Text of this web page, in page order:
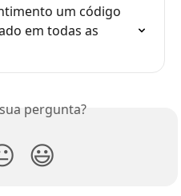
um código
em todas as
pergunta?
😃